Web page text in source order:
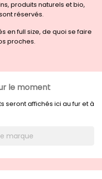
produits naturels et bio,
réservés.
en full size, de quoi se faire
proches.
le moment
seront affichés ici au fur et à